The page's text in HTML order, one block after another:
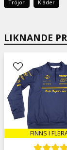
Fin å mysig
för 2 månader
LIKNANDE
FINNS I
Tröjor Kläder